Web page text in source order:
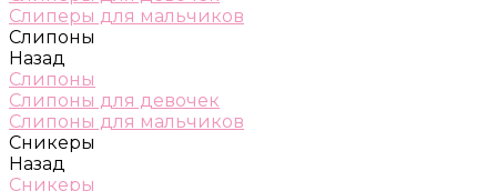
Слиперы для мальчиков
Слипоны
Назад
Слипоны
Слипоны для девочек
Слипоны для мальчиков
Сникеры
Назад
Сникеры